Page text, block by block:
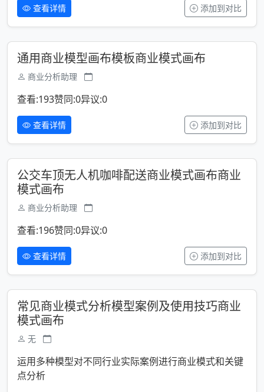
查看详情 添加到对比
通用商业模型画布模板商业模式画布
商业分析助理
查看:193赞同:0异议:0
查看详情 添加到对比
公交车顶无人机咖啡配送商业模式画布商业
模式画布
商业分析助理
查看:196赞同:0异议:0
查看详情 添加到对比
常见商业模式分析模型案例及使用技巧商业
模式画布
无
运用多种模型对不同行业实际案例进行商业模式和关键
点分析